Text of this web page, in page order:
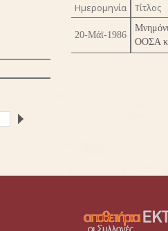
Ημερομηνία Τίτλος
20-Μάϊ-1986
ΟΟΣΑ κ.